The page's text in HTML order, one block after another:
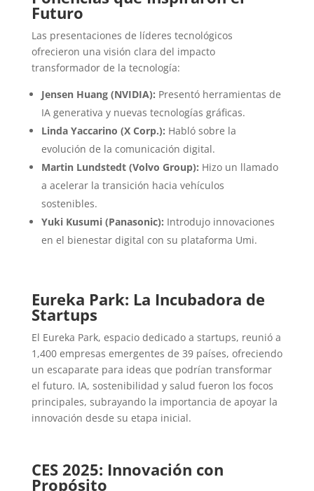
Futuro
Las presentaciones de líderes tecnológicos
ofrecieron una visión clara del impacto
transformador de la tecnología:
Jensen Huang (NVIDIA): Presentó herramientas de
IA generativa y nuevas tecnologías gráficas.
Linda Yaccarino (X Corp.): Habló sobre la
evolución de la comunicación digital.
Martin Lundstedt (Volvo Group): Hizo un llamado
a acelerar la transición hacia vehículos
sostenibles.
Yuki Kusumi (Panasonic): Introdujo innovaciones
en el bienestar digital con su plataforma Umi.
Eureka Park: La Incubadora de
Startups
El Eureka Park, espacio dedicado a startups, reunió a
1,400 empresas emergentes de 39 países, ofreciendo
un escaparate para ideas que podrían transformar
el futuro. IA, sostenibilidad y salud fueron los focos
principales, subrayando la importancia de apoyar la
innovación desde su etapa inicial.
CES 2025: Innovación con
Propósito